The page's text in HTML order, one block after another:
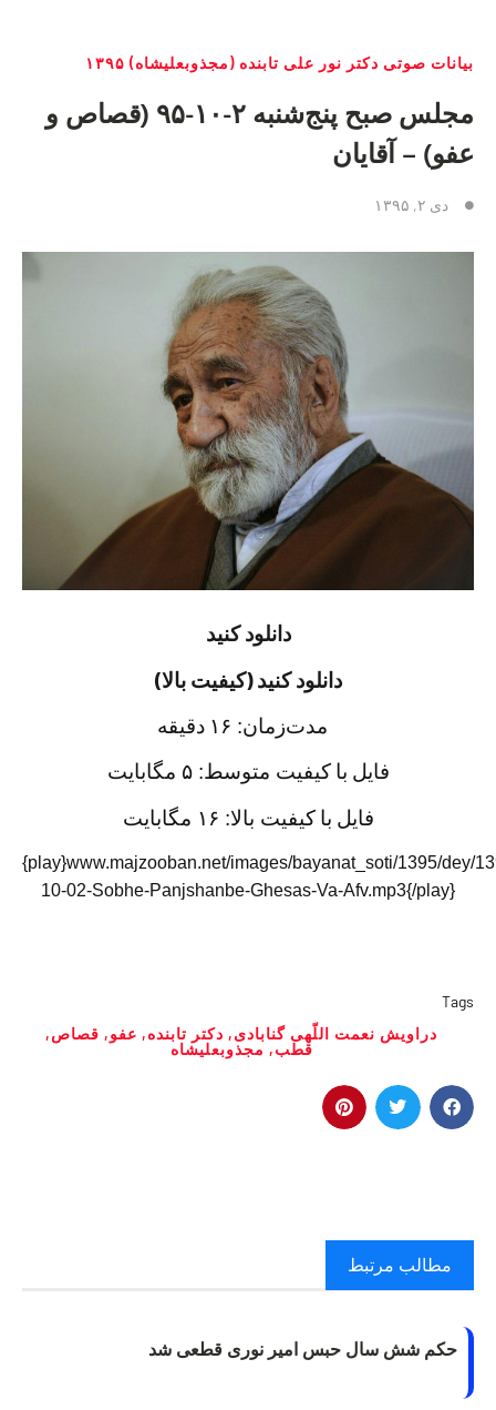
بیانات صوتی دکتر نور علی تابنده (مجذوبعلیشاه) ۱۳۹۵
مجلس صبح پنج‌شنبه ۲-۱٠-۹۵ (قصاص و
عفو) – آقایان
دی ۲, ۱۳۹۵
دانلود کنید
دانلود کنید (کیفیت بالا)
مدت‌زمان: ۱۶ دقيقه
فايل باکیفیت متوسط: ۵ مگابایت
فايل باکیفیت بالا: ۱۶ مگابایت
{play}www.majzooban.net/images/bayanat_soti/1395/dey/
10-02-Sobhe-Panjshanbe-Ghesas-Va-Afv.mp3{/play}
Tags
دراویش نعمت اللّهی گنابادی, دکتر تابنده, عفو, قصاص,
قطب, مجذوبعلیشاه
مطالب مرتبط
حکم شش سال حبس امیر نوری قطعی شد